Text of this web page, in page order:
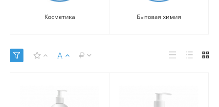
Косметика Бытовая химия